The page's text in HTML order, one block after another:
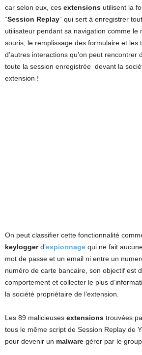
car selon eux, ces extensions utilisent la
“Session Replay” qui sert à enregistrer
utilisateur pendant sa navigation comme le
souris, le remplissage des formulaire et les
d’autres interactions qu’on peut rencontrer
toute la session enregistrée devant la
extension !
On peut classifier cette fonctionnalité
keyloggerd’espionnage qui ne fait
mot de passe et un email ni entre un
numéro de carte bancaire, son objectif est
comportement et collecter le plus
la société propriétaire de l’extension.
Les 89 malicieuses extensions trouvées
tous le même script de Session Replay de
pour devenir un malware gérer par le